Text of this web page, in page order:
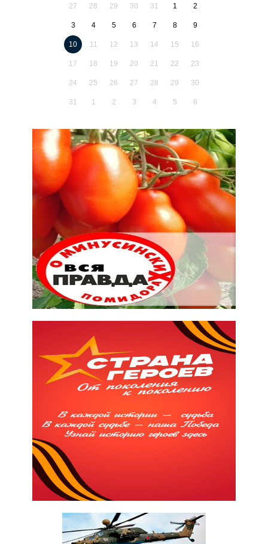
27 28 29 30 31 1 2
3 4 5 6 7 8 9
10 11 12 13 14 15 16
17 18 19 20 21 22 23
24 25 26 27 28 29 30
31 1 2 3 4 5 6